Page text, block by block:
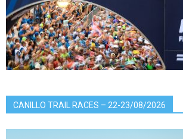
CANILLO TRAIL RACES – 22-23/08/2026